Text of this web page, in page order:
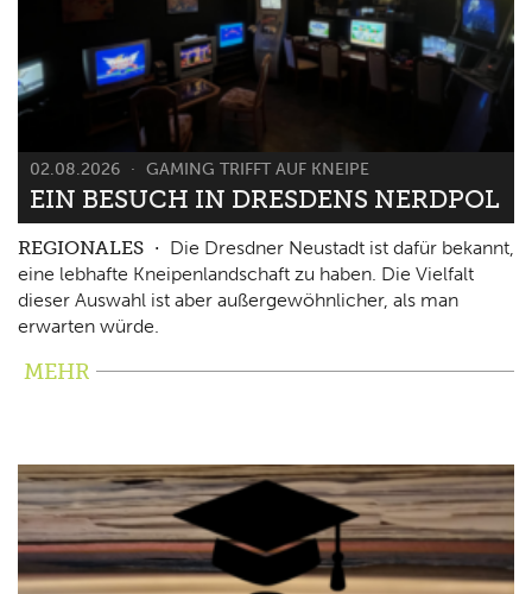
02.08.2026 GAMING TRIFFT AUF KNEIPE
EIN BESUCH IN DRESDENS NERDPOL
REGIONALES
Die Dresdner Neustadt ist dafür bekannt,
eine lebhafte Kneipenlandschaft zu haben. Die Vielfalt
dieser Auswahl ist aber außergewöhnlicher, als man
erwarten würde.
MEHR